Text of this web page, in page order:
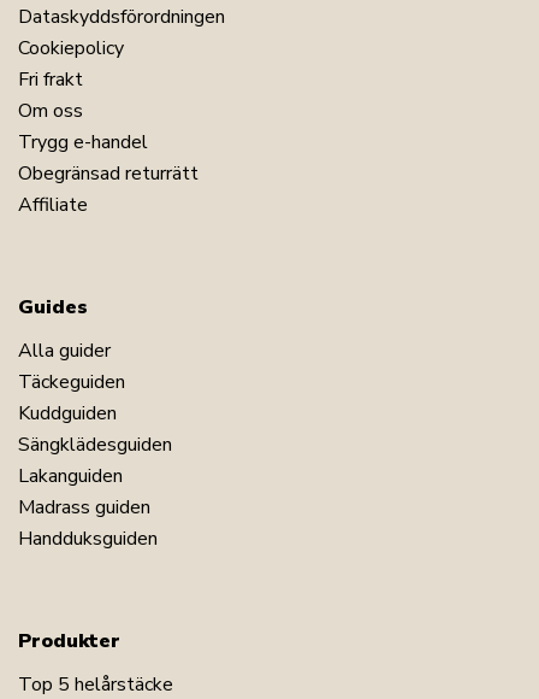
Dataskyddsförordningen
Cookiepolicy
Fri frakt
Om oss
Trygg e-handel
Obegränsad returrätt
Affiliate
Guides
Alla guider
Täckeguiden
Kuddguiden
Sängklädesguiden
Lakanguiden
Madrass guiden
Handduksguiden
Produkter
Top 5 helårstäcke